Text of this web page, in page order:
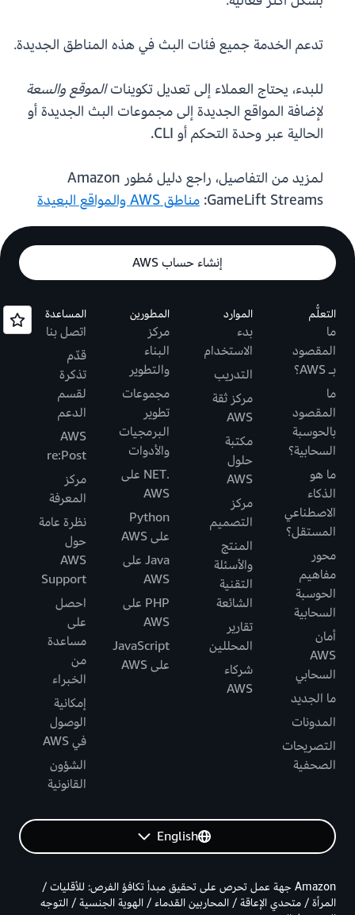
تدعم الخدمة جميع فئات البث في هذه المناطق الجديدة.
للبدء، يحتاج العملاء إلى تعديل تكويناتالموقع والسعة
لإضافة المواقع الجديدة إلى مجموعات البث الجديدة أو
الحالية عبر وحدة التحكم أو CLI.
لمزيد من التفاصيل، راجع دليل مُطور Amazon
GameLift Streams: مناطق AWS والمواقع البعيدة
إنشاء حساب AWS
التعلُّم
ما
المقصود
بـ AWS؟
ما
المقصود
بالحوسبة
السحابية؟
ما هو
الذكاء
الاصطناعي
المستقل؟
محور
مفاهيم
الحوسبة
السحابية
أمان
AWS
السحابي
ما الجديد
المدونات
التصريحات
الصحفية
الموارد
بدء
الاستخدام
التدريب
مركز ثقة
AWS
مكتبة
حلول
AWS
مركز
التصميم
المنتج
والأسئلة
التقنية
الشائعة
تقارير
المحللين
شركاء
AWS
المطورين
مركز
البناء
والتطوير
مجموعات
تطوير
البرمجيات
والأدوات
.NET على
AWS
Python
على AWS
Java على
AWS
PHP على
AWS
JavaScript
على AWS
المساعدة
اتصل بنا
قدّم
تذكرة
لقسم
الدعم
AWS
re:Post
مركز
المعرفة
نظرة عامة
حول
AWS
Support
احصل
على
مساعدة
من
الخبراء
إمكانية
الوصول
في AWS
الشؤون
القانونية
English
Amazon جهة عمل تحرص على تحقيق مبدأ تكافؤ الفرص: للأقليات /
المرأة / متحدي الإعاقة / المحاربين القدماء / الهوية الجنسية / التوجه